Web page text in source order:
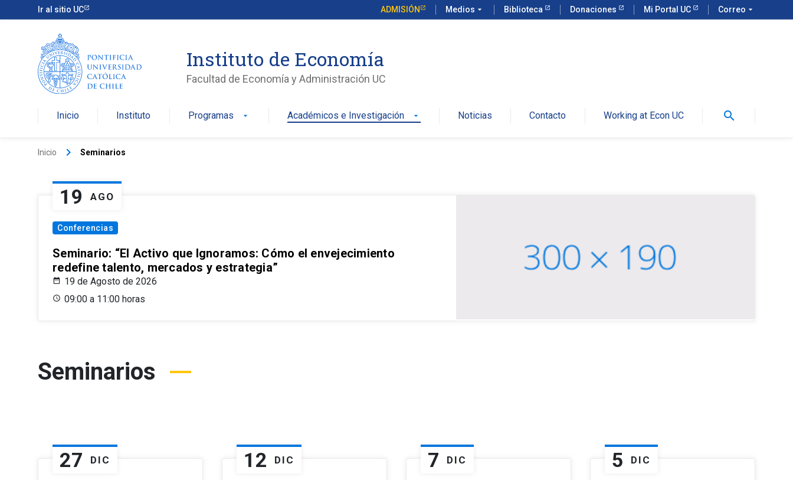
Ir al sitio UC ADMISIÓN Medios arrow_drop_down Biblioteca Donaciones Mi Portal UC Correo arrow_drop_down
Instituto de Economía
Facultad de Economía y Administración UC
Inicio Instituto Programas arrow_drop_down Académicos e Investigación arrow_drop_down Noticias Contacto Working at Econ UC search
Inicio keyboard_arrow_right Seminarios
19 AGO
Conferencias
Seminario: “El Activo que Ignoramos: Cómo el envejecimiento
redefine talento, mercados y estrategia”
19 de Agosto de 2026
09:00 a 11:00 horas
Seminarios
27 DIC 12 DIC 7 DIC 5 DIC